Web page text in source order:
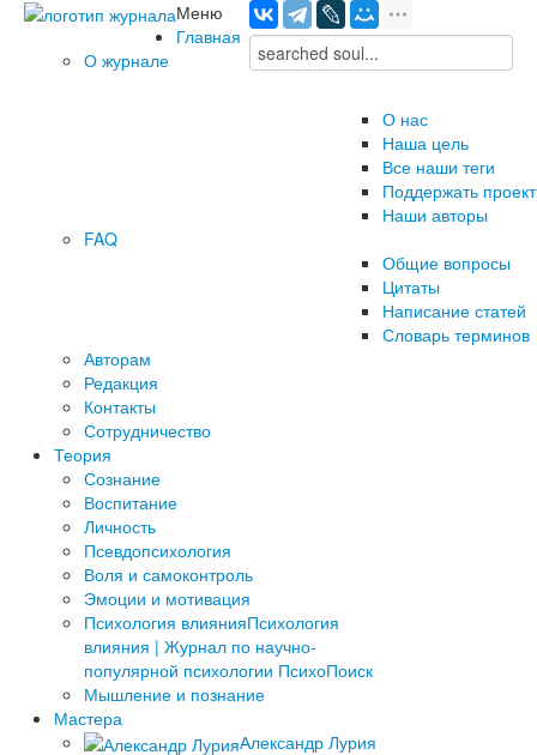
Меню
Главная
О журнале
О нас
Наша цель
Все наши теги
Поддержать проект
Наши авторы
FAQ
Общие вопросы
Цитаты
Написание статей
Словарь терминов
Авторам
Редакция
­Контакты
Сотрудничество
Теория
Сознание
Воспитание
Личность
Псевдопсихология
Воля и самоконтроль
Эмоции и мотивация
Психология влиянияПсихология
влияния | Журнал по научно-
популярной психологии ПсихоПоиск
Мышление и познание
Мастера
Александр Лурия